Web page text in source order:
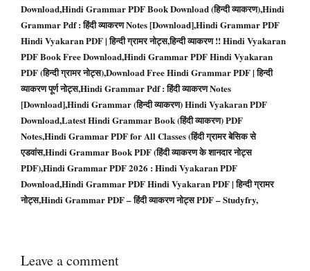
Download,Hindi Grammar PDF Book Download (हिन्दी व्याकरण),Hindi
Grammar Pdf : हिंदी व्याकरण Notes [Download],Hindi Grammar PDF
Hindi Vyakaran PDF | हिन्दी ग्रामर नोट्स,हिन्दी व्याकरण !! Hindi Vyakaran
PDF Book Free Download,Hindi Grammar PDF Hindi Vyakaran
PDF (हिन्दी ग्रामर नोट्स),Download Free Hindi Grammar PDF | हिन्दी
व्याकरण पूर्ण नोट्स,Hindi Grammar Pdf : हिंदी व्याकरण Notes
[Download],Hindi Grammar (हिन्दी व्याकरण) Hindi Vyakaran PDF
Download,Latest Hindi Grammar Book (हिंदी व्याकरण) PDF
Notes,Hindi Grammar PDF for All Classes (हिंदी ग्रामर बेसिक से
एडवांस,Hindi Grammar Book PDF (हिंदी व्याकरण के शानदार नोट्स
PDF),Hindi Grammar PDF 2026 : Hindi Vyakaran PDF
Download,Hindi Grammar PDF Hindi Vyakaran PDF | हिन्दी ग्रामर
नोट्स,Hindi Grammar PDF – हिंदी व्याकरण नोट्स PDF – Studyfry,
Leave a comment